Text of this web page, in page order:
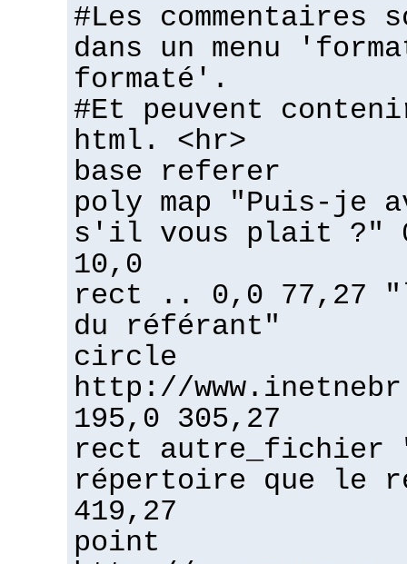
#Les commentaires
dans un menu
formaté'.
#Et peuvent
html. <hr>
base referer
poly map "Puis-je
s'il vous plait ?"
10,0
rect .. 0,0 77,27
du référant"
circle
http://
195,0 305,27
rect autre_fichier
répertoire que le
419,27
point